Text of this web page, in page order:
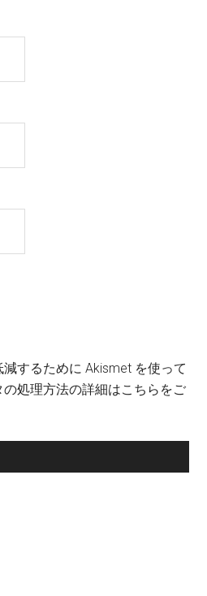
するために Akismet を使って
の処理方法の詳細はこちらをご